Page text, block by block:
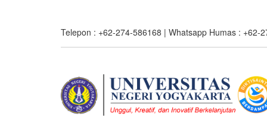
Telepon : +62-274-586168 | Whatsapp Humas : +62-